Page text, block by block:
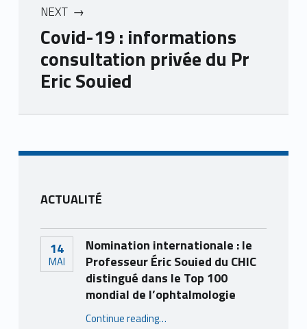
NEXT
Covid-19 : informations
consultation privée du Pr
Eric Souied
Skip back to main navigation
ACTUALITÉ
14
MAI
Nomination internationale : le
Professeur Éric Souied du CHIC
distingué dans le Top 100
mondial de l’ophtalmologie
Continue reading“Nomination internationale : le Professeur Éric Souied du CHIC distingué dans le Top 100 mondial de l’ophtalmologie”
…